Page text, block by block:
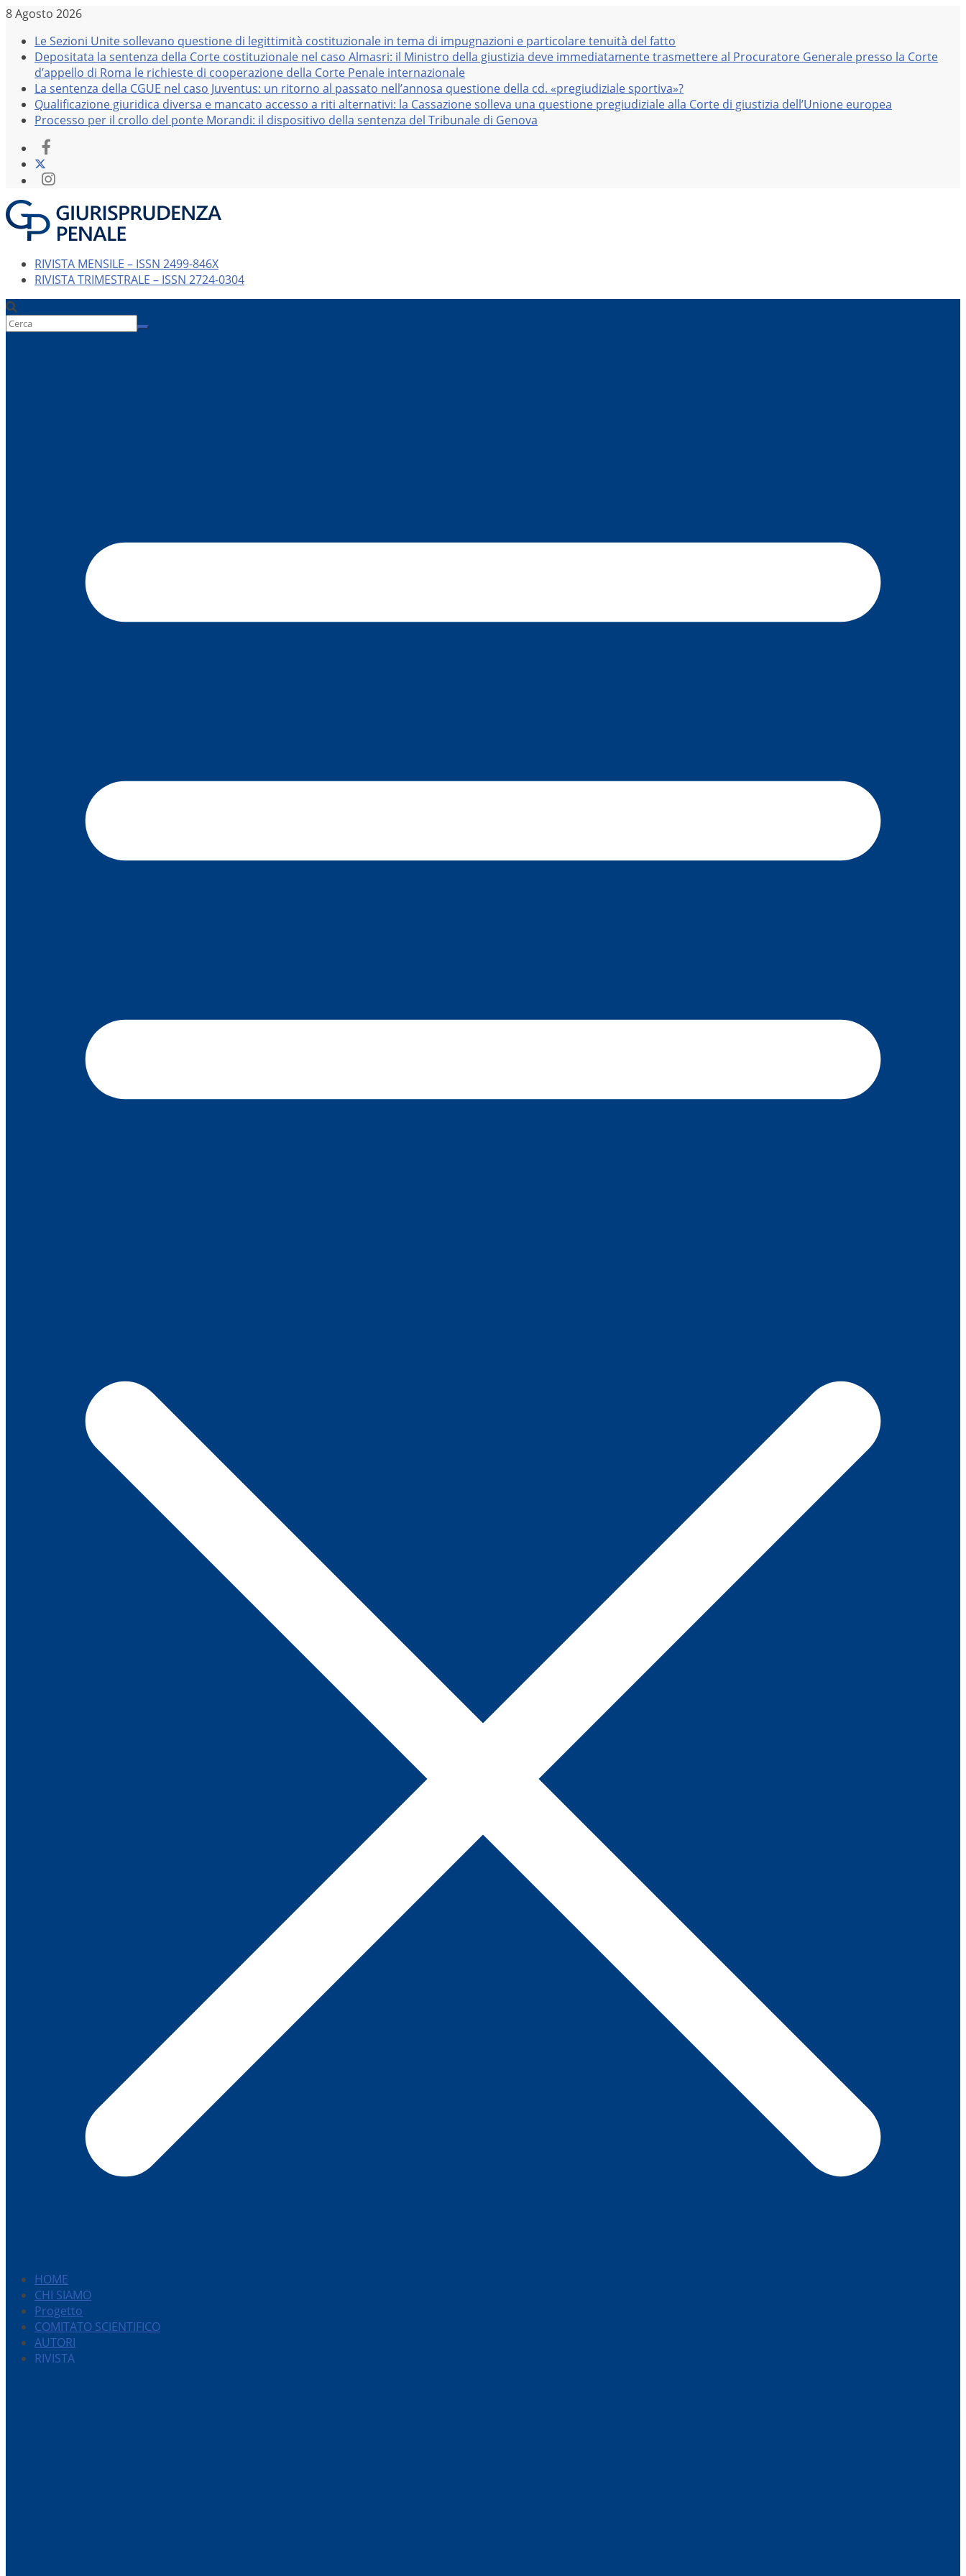
Salta
contenuto
8 Agosto 2026
Le Sezioni Unite sollevano questione di legittimità costituzionale in tema di impugnazioni e particolare tenuità del fatto
Depositata la sentenza della Corte costituzionale nel caso Almasri: il Ministro della giustizia deve immediatamente trasmettere al Procuratore Generale presso la Corte
d’appello di Roma le richieste di cooperazione della Corte Penale internazionale
La sentenza della CGUE nel caso Juventus: un ritorno al passato nell’annosa questione della cd. «pregiudiziale sportiva»?
Qualificazione giuridica diversa e mancato accesso a riti alternativi: la Cassazione solleva una questione pregiudiziale alla Corte di giustizia dell’Unione europea
Processo per il crollo del ponte Morandi: il dispositivo della sentenza del Tribunale di Genova
RIVISTA MENSILE – ISSN 2499-846X
RIVISTA TRIMESTRALE – ISSN 2724-0304
HOME
CHI SIAMO
Progetto
COMITATO SCIENTIFICO
AUTORI
RIVISTA